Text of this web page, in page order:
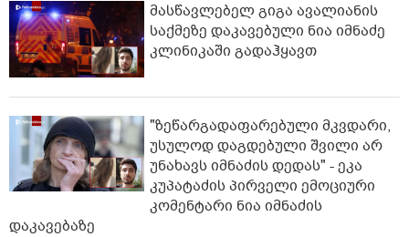
მასწავლებელ გიგა ავალიანის
საქმეზე დაკავებული ნია იმნაძე
კლინიკაში გადაჰყავთ
"ზეწარგადაფარებული მკვდარი,
უსულოდ დაგდებული შვილი არ
უნახავს იმნაძის დედას" - ეკა
კუპატაძის პირველი ემოციური
კომენტარი ნია იმნაძის
დაკავებაზე